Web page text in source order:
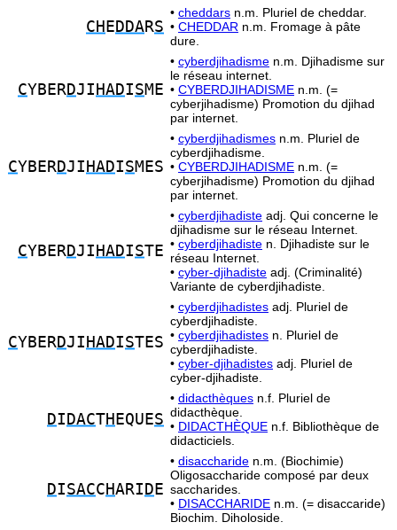
CH E DDARS
• cheddars n.m. Pluriel de cheddar.
• CHEDDAR n.m. Fromage à pâte
dure.
CYBERDJI HADISME
• cyberdjihadisme n.m. Djihadisme sur
le réseau internet.
• CYBERDJIHADISME n.m. (=
cyberjihadisme) Promotion du djihad
par internet.
CYBERDJI HADISMES
• cyberdjihadismes n.m. Pluriel de
cyberdjihadisme.
• CYBERDJIHADISME n.m. (=
cyberjihadisme) Promotion du djihad
par internet.
CYBERDJI HADISTE
• cyberdjihadiste adj. Qui concerne le
djihadisme sur le réseau Internet.
• cyberdjihadiste n. Djihadiste sur le
réseau Internet.
• cyber-djihadiste adj. (Criminalité)
Variante de cyberdjihadiste.
CYBERDJI HADISTES
• cyberdjihadistes adj. Pluriel de
cyberdjihadiste.
• cyberdjihadistes n. Pluriel de
cyberdjihadiste.
• cyber-djihadistes adj. Pluriel de
cyber-djihadiste.
DI DACTH EQUES
• didacthèques n.f. Pluriel de
didacthèque.
• DIDACTHÈQUE n.f. Bibliothèque de
didacticiels.
DISACC HARI D E
• disaccharide n.m. (Biochimie)
Oligosaccharide composé par deux
saccharides.
• DISACCHARIDE n.m. (= disaccaride)
Biochim. Diholoside.